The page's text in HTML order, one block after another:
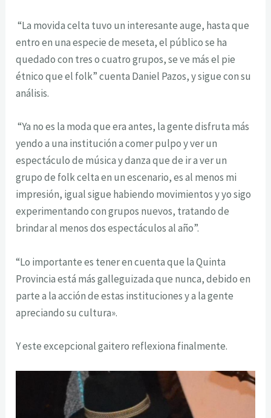
“La movida celta tuvo un interesante auge, hasta que
entro en una especie de meseta, el público se ha
quedado con tres o cuatro grupos, se ve más el pie
étnico que el folk” cuenta Daniel Pazos, y sigue con su
análisis.
“Ya no es la moda que era antes, la gente disfruta más
yendo a una institución a comer pulpo y ver un
espectáculo de música y danza que de ir a ver un
grupo de folk celta en un escenario, es al menos mi
impresión, igual sigue habiendo movimientos y yo sigo
experimentando con grupos nuevos, tratando de
brindar al menos dos espectáculos al año”.
“Lo importante es tener en cuenta que la Quinta
Provincia está más galleguizada que nunca, debido en
parte a la acción de estas instituciones y a la gente
apreciando su cultura».
Y este excepcional gaitero reflexiona finalmente.